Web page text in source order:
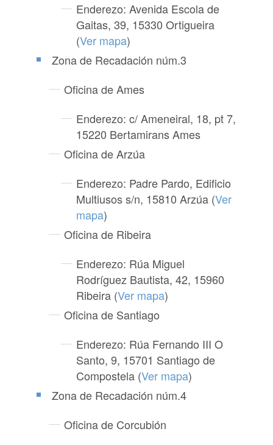
Enderezo: Avenida Escola de
Gaitas, 39, 15330 Ortigueira
(Ver mapa)
Zona de Recadación núm.3
Oficina de Ames
Enderezo: c/ Ameneiral, 18, pt 7,
15220 Bertamirans Ames
Oficina de Arzúa
Enderezo: Padre Pardo, Edificio
Multiusos s/n, 15810 Arzúa (Ver
mapa)
Oficina de Ribeira
Enderezo: Rúa Miguel
Rodríguez Bautista, 42, 15960
Ribeira (Ver mapa)
Oficina de Santiago
Enderezo: Rúa Fernando III O
Santo, 9, 15701 Santiago de
Compostela (Ver mapa)
Zona de Recadación núm.4
Oficina de Corcubión